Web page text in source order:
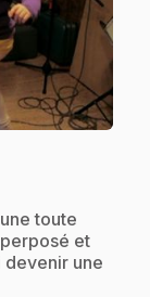
toute
et
devenir une